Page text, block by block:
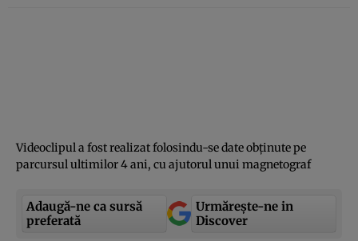
Videoclipul a fost realizat folosindu-se date obţinute pe
parcursul ultimilor 4 ani, cu ajutorul unui magnetograf
Adaugă-ne ca sursă
preferată
Urmărește-ne in
Discover